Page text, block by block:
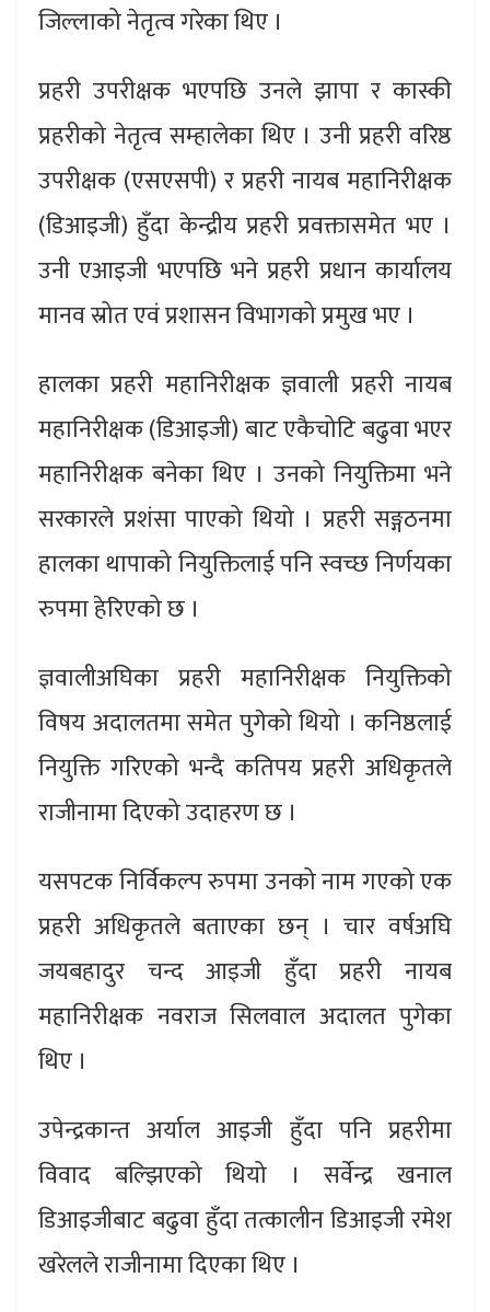
जिल्लाको नेतृत्व गरेका थिए ।
प्रहरी उपरीक्षक भएपछि उनले झापा र कास्की
प्रहरीको नेतृत्व सम्हालेका थिए । उनी प्रहरी वरिष्ठ
उपरीक्षक (एसएसपी) र प्रहरी नायब महानिरीक्षक
(डिआइजी) हुँदा केन्द्रीय प्रहरी प्रवक्तासमेत भए ।
उनी एआइजी भएपछि भने प्रहरी प्रधान कार्यालय
मानव स्रोत एवं प्रशासन विभागको प्रमुख भए ।
हालका प्रहरी महानिरीक्षक ज्ञवाली प्रहरी नायब
महानिरीक्षक (डिआइजी) बाट एकैचोटि बढुवा भएर
महानिरीक्षक बनेका थिए । उनको नियुक्तिमा भने
सरकारले प्रशंसा पाएको थियो । प्रहरी सङ्गठनमा
हालका थापाको नियुक्तिलाई पनि स्वच्छ निर्णयका
रुपमा हेरिएको छ ।
ज्ञवालीअघिका प्रहरी महानिरीक्षक नियुक्तिको
विषय अदालतमा समेत पुगेको थियो । कनिष्ठलाई
नियुक्ति गरिएको भन्दै कतिपय प्रहरी अधिकृतले
राजीनामा दिएको उदाहरण छ ।
यसपटक निर्विकल्प रुपमा उनको नाम गएको एक
प्रहरी अधिकृतले बताएका छन् । चार वर्षअघि
जयबहादुर चन्द आइजी हुँदा प्रहरी नायब
महानिरीक्षक नवराज सिलवाल अदालत पुगेका
थिए ।
उपेन्द्रकान्त अर्याल आइजी हुँदा पनि प्रहरीमा
विवाद बल्झिएको थियो । सर्वेन्द्र खनाल
डिआइजीबाट बढुवा हुँदा तत्कालीन डिआइजी रमेश
खरेलले राजीनामा दिएका थिए ।